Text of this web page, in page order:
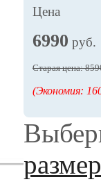
Цена
6990 руб.
Старая цена:
(Экономия:
размер